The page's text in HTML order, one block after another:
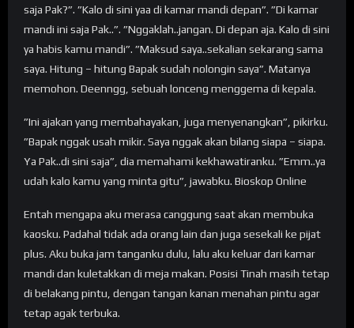
saja Pak?”. ”Kalo di sini yaa di kamar mandi depan”. ”Di kamar
mandi ini saja Pak..”. ”Nggaklah..jangan. Di depan aja. Kalo di sini
ya habis kamu mandi”. ”Maksud saya..sekalian sekarang sama
saya. Hitung – hitung Bapak sudah nolongin saya”. Matanya
memohon. Deenngg, sebuah lonceng menggema di kepala.
”Ini ajakan yang membahayakan, juga menyenangkan”, pikirku.
”Bapak nggak usah mikir. Saya nggak akan bilang siapa – siapa.
Ya Pak..di sini saja”, dia memahami kekhawatiranku. ”Emm..ya
udah kalo kamu yang minta gitu”, jawabku. Bioskop Online
Entah mengapa aku merasa canggung saat akan membuka
kaosku. Padahal tidak ada orang lain dan juga sesekali ke pijat
plus. Aku buka jam tanganku dulu, lalu aku keluar dari kamar
mandi dan kuletakkan di meja makan. Posisi Tinah masih tetap
di belakang pintu, dengan tangan kanan menahan pintu agar
tetap agak terbuka.